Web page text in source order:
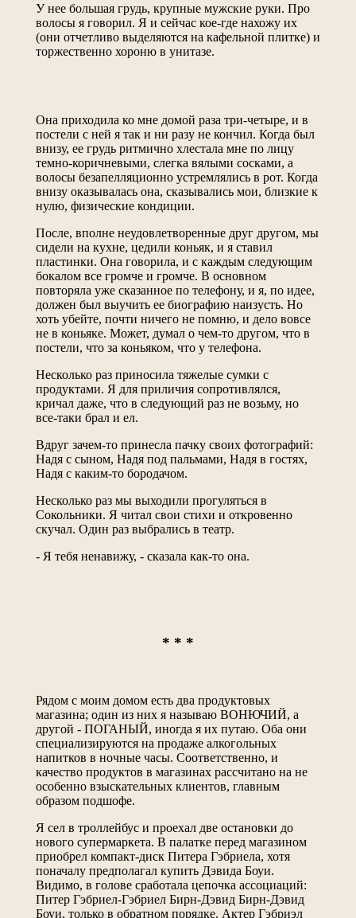
У нее большая грудь, крупные мужские руки. Про
волосы я говорил. Я и сейчас кое-где нахожу их
(они отчетливо выделяются на кафельной плитке) и
торжественно хороню в унитазе.
Она приходила ко мне домой раза три-четыре, и в
постели с ней я так и ни разу не кончил. Когда был
внизу, ее грудь ритмично хлестала мне по лицу
темно-коричневыми, слегка вялыми сосками, а
волосы безапелляционно устремлялись в рот. Когда
внизу оказывалась она, сказывались мои, близкие к
нулю, физические кондиции.
После, вполне неудовлетворенные друг другом, мы
сидели на кухне, цедили коньяк, и я ставил
пластинки. Она говорила, и с каждым следующим
бокалом все громче и громче. В основном
повторяла уже сказанное по телефону, и я, по идее,
должен был выучить ее биографию наизусть. Но
хоть убейте, почти ничего не помню, и дело вовсе
не в коньяке. Может, думал о чем-то другом, что в
постели, что за коньяком, что у телефона.
Несколько раз приносила тяжелые сумки с
продуктами. Я для приличия сопротивлялся,
кричал даже, что в следующий раз не возьму, но
все-таки брал и ел.
Вдруг зачем-то принесла пачку своих фотографий:
Надя с сыном, Надя под пальмами, Надя в гостях,
Надя с каким-то бородачом.
Несколько раз мы выходили прогуляться в
Сокольники. Я читал свои стихи и откровенно
скучал. Один раз выбрались в театр.
- Я тебя ненавижу, - сказала как-то она.
* * *
Рядом с моим домом есть два продуктовых
магазина; один из них я называю ВОНЮЧИЙ, а
другой - ПОГАНЫЙ, иногда я их путаю. Оба они
специализируются на продаже алкогольных
напитков в ночные часы. Соответственно, и
качество продуктов в магазинах рассчитано на не
особенно взыскательных клиентов, главным
образом подшофе.
Я сел в троллейбус и проехал две остановки до
нового супермаркета. В палатке перед магазином
приобрел компакт-диск Питера Гэбриела, хотя
поначалу предполагал купить Дэвида Боуи.
Видимо, в голове сработала цепочка ассоциаций:
Питер Гэбриел-Гэбриел Бирн-Дэвид Бирн-Дэвид
Боуи, только в обратном порядке. Актер Гэбриэл